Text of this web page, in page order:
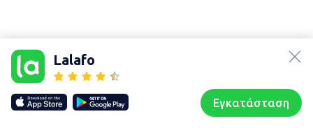
Lalafo
Εγκατάσταση
Our websites
lalafo.kg
lalafo.rs
lalafo.pl
Sitemap
Χάρτης
Συζητήσεις Προφίλ